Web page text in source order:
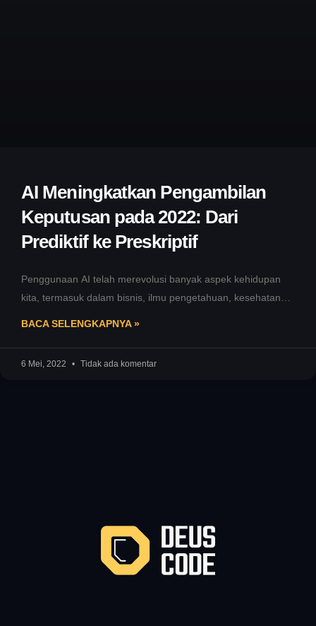
AI Meningkatkan Pengambilan
Keputusan pada 2022: Dari
Prediktif ke Preskriptif
Penggunaan AI telah merevolusi banyak aspek kehidupan
kita, termasuk dalam bisnis, ilmu pengetahuan, kesehatan,
BACA SELENGKAPNYA »
6 Mei, 2022 Tidak ada komentar